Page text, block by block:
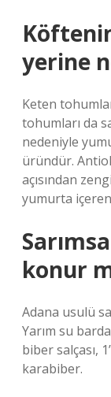
yerine
Keten
tohumları da
nedeniyle
üründür.
açısından
yumurta
konur
Adana usulü
Yarım su
biber salçası,
karabiber.